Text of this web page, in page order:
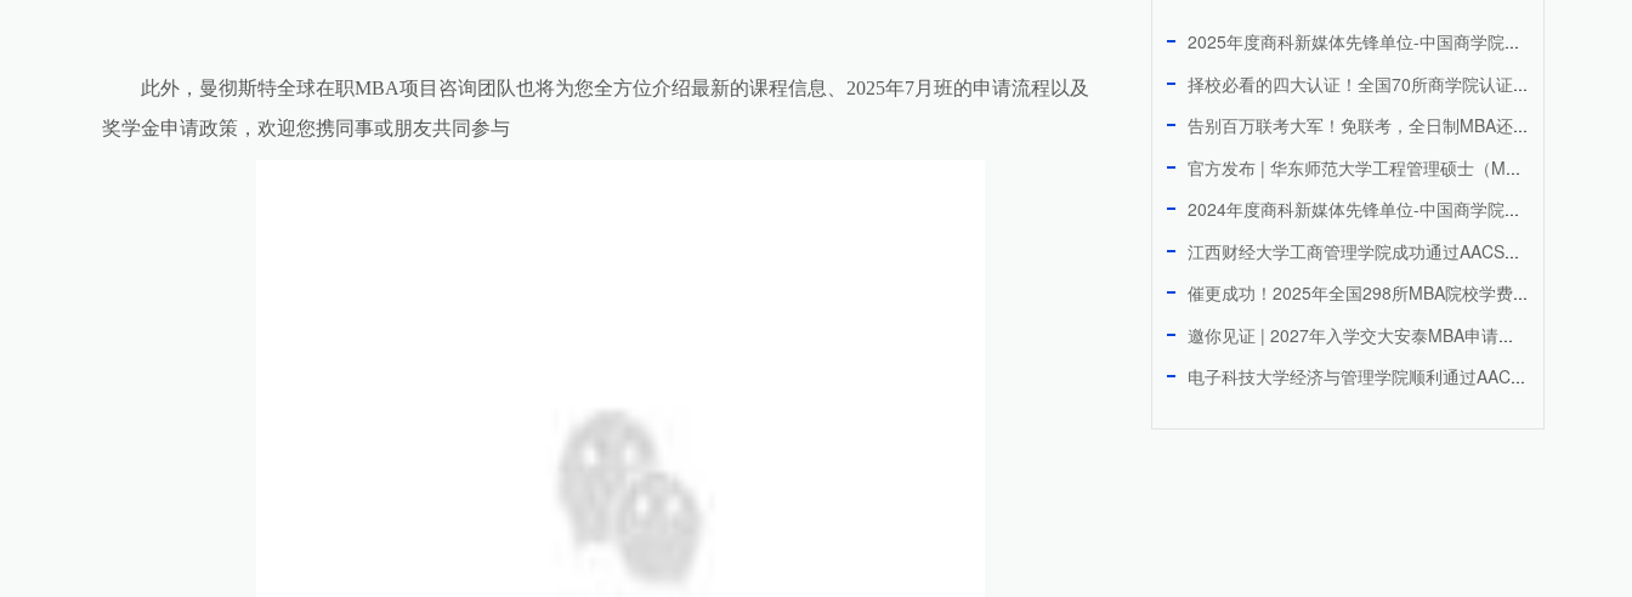
此外，曼彻斯特全球在职MBA项目咨询团队也将为您全方位介绍最新的课程信息、2025年7月班的申请流程以及
奖学金申请政策，欢迎您携同事或朋友共同参与
2025年度商科新媒体先锋单位-中国商学院MBA微信品牌传播...
择校必看的四大认证！全国70所商学院认证院校上榜
告别百万联考大军！免联考，全日制MBA还能周末上课，拿香港I...
官方发布 | 华东师范大学工程管理硕士（MEM）2027年研...
2024年度商科新媒体先锋单位-中国商学院MBA微信品牌传播...
江西财经大学工商管理学院成功通过AACSB国际认证 跻身全球...
催更成功！2025年全国298所MBA院校学费汇总
邀你见证 | 2027年入学交大安泰MBA申请日程公开！3月...
电子科技大学经济与管理学院顺利通过AACSB国际认证